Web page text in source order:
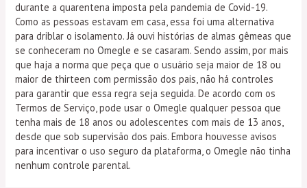
durante a quarentena imposta pela pandemia de Covid-19.
Como as pessoas estavam em casa, essa foi uma alternativa
para driblar o isolamento. Já ouvi histórias de almas gêmeas que
se conheceram no Omegle e se casaram. Sendo assim, por mais
que haja a norma que peça que o usuário seja maior de 18 ou
maior de thirteen com permissão dos pais, não há controles
para garantir que essa regra seja seguida. De acordo com os
Termos de Serviço, pode usar o Omegle qualquer pessoa que
tenha mais de 18 anos ou adolescentes com mais de 13 anos,
desde que sob supervisão dos pais. Embora houvesse avisos
para incentivar o uso seguro da plataforma, o Omegle não tinha
nenhum controle parental.